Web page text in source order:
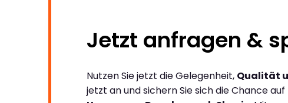
Jetzt anfragen &
Nutzen Sie jetzt die Gelegenheit, Qualität
jetzt an und sichern Sie sich die Chance auf